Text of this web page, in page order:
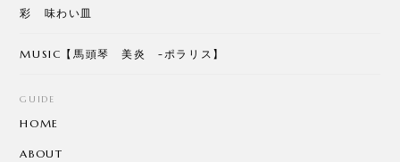
彩 味わい皿
MUSIC【馬頭琴 美炎 -ポラリス】
GUIDE
HOME
ABOUT